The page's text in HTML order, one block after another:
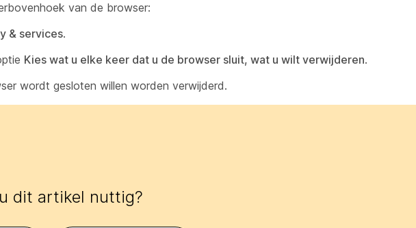
van de browser:
& services.
Kies wat u elke keer dat u de browser sluit, wat u wilt verwijderen.
wordt gesloten willen worden verwijderd.
dit artikel nuttig?